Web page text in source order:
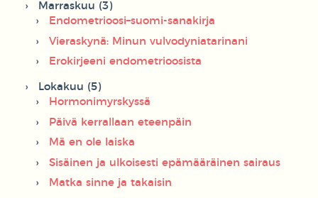
Marraskuu (3)
Endometrioosi–suomi-sanakirja
Vieraskynä: Minun vulvodyniatarinani
Erokirjeeni endometrioosista
Lokakuu (5)
Hormonimyrskyssä
Päivä kerrallaan eteenpäin
Mä en ole laiska
Sisäinen ja ulkoisesti epämääräinen sairaus
Matka sinne ja takaisin